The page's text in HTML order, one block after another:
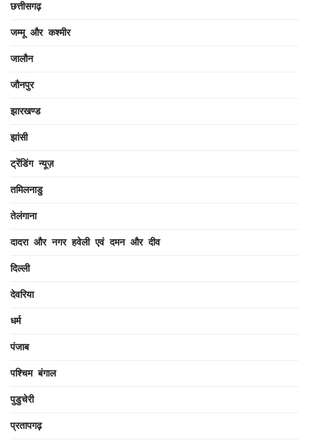
छत्तीसगढ़
जम्मू और कश्मीर
जालौन
जौनपुर
झारखण्ड
झांसी
ट्रेंडिंग न्यूज़
तमिलनाडु
तेलंगाना
दादरा और नगर हवेली एवं दमन और दीव
दिल्ली
देवरिया
धर्म
पंजाब
पश्चिम बंगाल
पुडुचेरी
प्रतापगढ़